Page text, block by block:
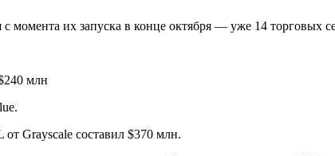
момента их запуска в конце октября — уже 14 торговых
Grayscale составил $370 млн.